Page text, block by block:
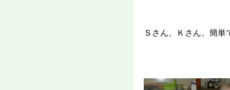
Ｓさん、Ｋさん、簡単